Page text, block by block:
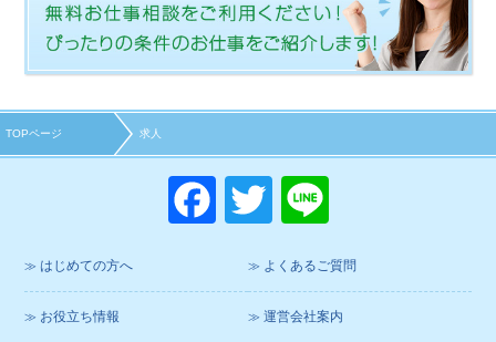
TOPページ 求人
F
a
e
T
wi
tt
er
e
はじめての方へ よくあるご質問
お役立ち情報 運営会社案内